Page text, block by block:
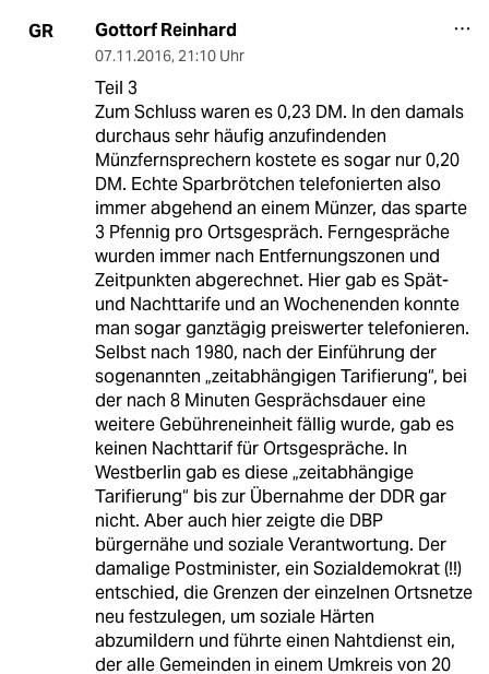
GR Gottorf Reinhard
07.11.2016, 21:10 Uhr
Teil 3
Zum Schluss waren es 0,23 DM. In den damals
durchaus sehr häufig anzufindenden
Münzfernsprechern kostete es sogar nur 0,20
DM. Echte Sparbrötchen telefonierten also
immer abgehend an einem Münzer, das sparte
3 Pfennig pro Ortsgespräch. Ferngespräche
wurden immer nach Entfernungszonen und
Zeitpunkten abgerechnet. Hier gab es Spät-
und Nachttarife und an Wochenenden konnte
man sogar ganztägig preiswerter telefonieren.
Selbst nach 1980, nach der Einführung der
sogenannten „zeitabhängigen Tarifierung“, bei
der nach 8 Minuten Gesprächsdauer eine
weitere Gebühreneinheit fällig wurde, gab es
keinen Nachttarif für Ortsgespräche. In
Westberlin gab es diese „zeitabhängige
Tarifierung“ bis zur Übernahme der DDR gar
nicht. Aber auch hier zeigte die DBP
bürgernähe und soziale Verantwortung. Der
damalige Postminister, ein Sozialdemokrat (!!)
entschied, die Grenzen der einzelnen Ortsnetze
neu festzulegen, um soziale Härten
abzumildern und führte einen Nahtdienst ein,
der alle Gemeinden in einem Umkreis von 20